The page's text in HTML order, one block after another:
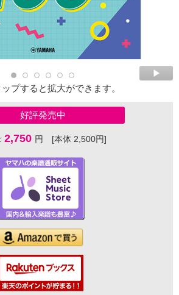
プすると拡大ができます。
好評発売中
2,750 円 [本体 2,500円]